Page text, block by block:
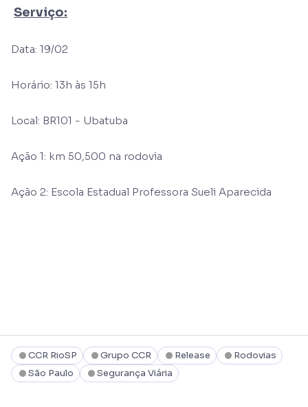
Serviço:
Data: 19/02
Horário: 13h às 15h
Local: BR101 - Ubatuba
Ação 1: km 50,500 na rodovia
Ação 2: Escola Estadual Professora Sueli Aparecida
CCR RioSP Grupo CCR Release
Rodovias
São Paulo
Segurança Viária